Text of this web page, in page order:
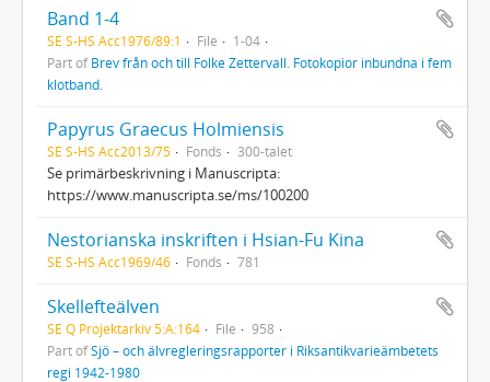
Band 1-4
SE S-HS Acc1976/89:1 File
1-04
Part ofBrev från och till Folke Zettervall. Fotokopior inbundna i fem
klotband.
Papyrus Graecus Holmiensis
SE S-HS Acc2013/75 Fonds 300-talet
Se primärbeskrivning i Manuscripta:
https://www.manuscripta.se/ms/100200
Nestorianska inskriften i Hsian-Fu Kina
SE S-HS Acc1969/46 Fonds 781
Skellefteälven
SE Q Projektarkiv 5:A:164 File
958
Part ofSjö – och älvregleringsrapporter i Riksantikvarieämbetets
regi 1942-1980